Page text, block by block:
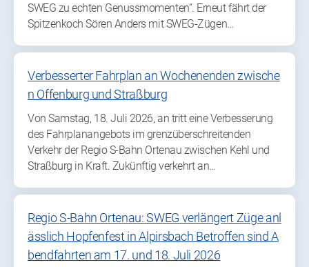
SWEG zu echten Genussmomenten“. Erneut fährt der
Spitzenkoch Sören Anders mit SWEG-Zügen…
Verbesserter Fahrplan an Wochenenden zwische
n Offenburg und Straßburg
Von Samstag, 18. Juli 2026, an tritt eine Verbesserung
des Fahrplanangebots im grenzüberschreitenden
Verkehr der Regio S-Bahn Ortenau zwischen Kehl und
Straßburg in Kraft. Zukünftig verkehrt an…
Regio S-Bahn Ortenau: SWEG verlängert Züge anl
ässlich Hopfenfest in Alpirsbach Betroffen sind A
bendfahrten am 17. und 18. Juli 2026